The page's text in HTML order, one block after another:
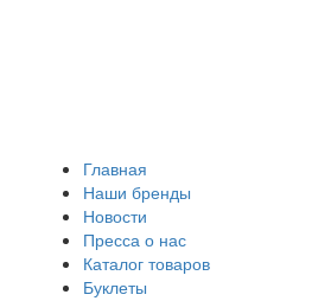
Главная
Наши бренды
Новости
Пресса о нас
Каталог товаров
Буклеты